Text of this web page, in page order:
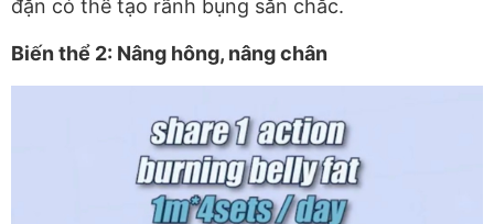
đặn có thể tạo rãnh bụng săn chắc.
Biến thể 2: Nâng hông, nâng chân